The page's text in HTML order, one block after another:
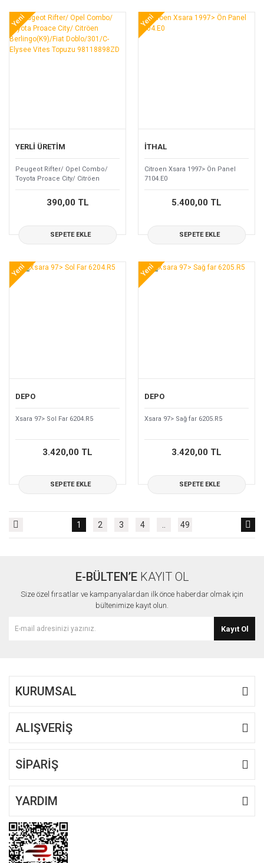
Yeni
YERLİ ÜRETİM
Peugeot Rifter/ Opel Combo/
Toyota Proace City/ Citröen
Berlingo(K9)/Fiat Doblo/301/C-
Elysee Vites Topuzu 98118898ZD
390,00 TL
SEPETE EKLE
Yeni
İTHAL
Citroen Xsara 1997> Ön Panel
7104.E0
5.400,00 TL
SEPETE EKLE
Yeni
DEPO
Xsara 97> Sol Far 6204.R5
3.420,00 TL
SEPETE EKLE
Yeni
DEPO
Xsara 97> Sağ far 6205.R5
3.420,00 TL
SEPETE EKLE
1 2 3 4 49
E-BÜLTEN’EKAYIT OL
Size özel fırsatlar ve kampanyalardan ilk önce haberdar olmak için
bültenimize kayıt olun.
Kayıt Ol
KURUMSAL
ALIŞVERİŞ
SİPARİŞ
YARDIM